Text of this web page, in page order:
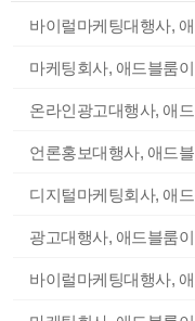
바이럴마케팅대행사,
마케팅회사, 애드블룸
온라인광고대행사, 애
언론홍보대행사, 애드
디지털마케팅회사, 애
광고대행사, 애드블룸
바이럴마케팅대행사,